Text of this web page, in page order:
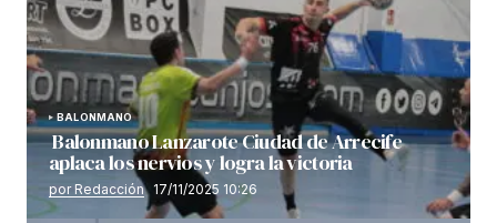
BALONMANO
Balonmano Lanzarote Ciudad de Arrecife
aplaca los nervios y logra la victoria
por Redacción 17/11/2025 10:26